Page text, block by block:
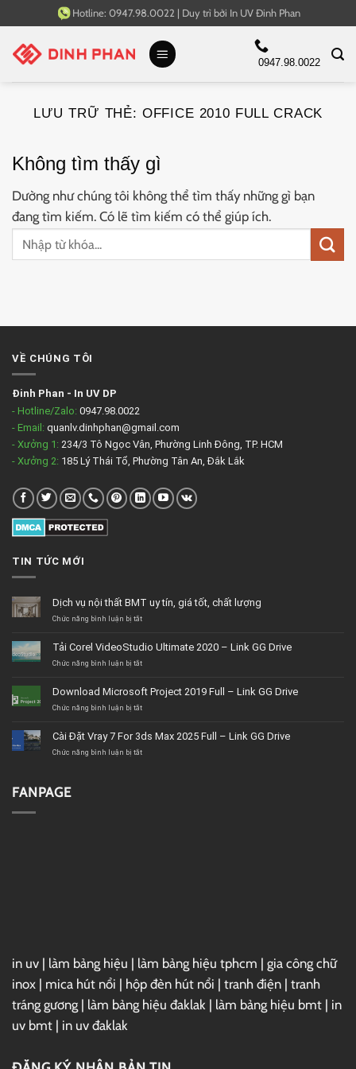
qua
nội
Hotline: 0947.98.0022 | Duy trì bởi In UV Đinh Phan
0947.98.0022
LƯU TRỮ THẺ: OFFICE 2010 FULL CRACK
Không tìm thấy gì
Dường như chúng tôi không thể tìm thấy những gì bạn
đang tìm kiếm. Có lẽ tìm kiếm có thể giúp ích.
VỀ CHÚNG TÔI
Đinh Phan - In UV DP
- Hotline/Zalo: 0947.98.0022
- Email: quanlv.dinhphan@gmail.com
- Xưởng 1: 234/3 Tô Ngọc Vân, Phường Linh Đông, TP. HCM
- Xưởng 2: 185 Lý Thái Tổ, Phường Tân An, Đắk Lắk
TIN TỨC MỚI
Dịch vụ nội thất BMT uy tín, giá tốt, chất lượng
Chức năng bình luận bị tắtở
nội
thất
tín,
giá
lượng
Tải Corel VideoStudio Ultimate 2020 – Link GG Drive
Chức năng bình luận bị tắtở
VideoStudio
Ultimate
Link
GG
Download Microsoft Project 2019 Full – Link GG Drive
Chức năng bình luận bị tắtở
Project
2019
Cài Đặt Vray 7 For 3ds Max 2025 Full – Link GG Drive
Chức năng bình luận bị tắtở
FANPAGE
in uv | làm bảng hiệu | làm bảng hiệu tphcm | gia công chữ
inox | mica hút nổi | hộp đèn hút nổi | tranh điện | tranh
tráng gương | làm bảng hiệu đaklak | làm bảng hiệu bmt | in
uv bmt | in uv đaklak